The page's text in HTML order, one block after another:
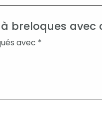
breloques avec
avec *